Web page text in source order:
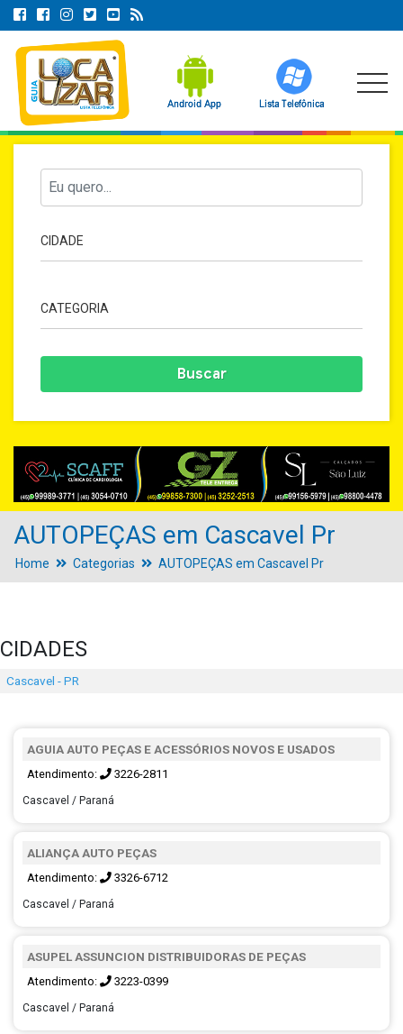
AUTOPEÇAS em Cascavel Pr
Home Categorias AUTOPEÇAS em Cascavel Pr
CIDADES
Cascavel - PR
AGUIA AUTO PEÇAS E ACESSÓRIOS NOVOS E USADOS
Atendimento: 3226-2811
Cascavel / Paraná
ALIANÇA AUTO PEÇAS
Atendimento: 3326-6712
Cascavel / Paraná
ASUPEL ASSUNCION DISTRIBUIDORAS DE PEÇAS
Atendimento: 3223-0399
Cascavel / Paraná